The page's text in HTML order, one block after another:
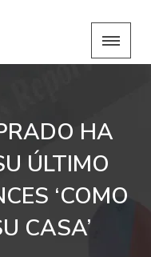
HA
ÚLTIMO
‘COMO
CASA’